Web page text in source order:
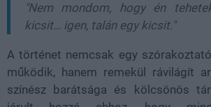
"Nem mondom, hogy én
kicsit… igen, talán egy kicsit."
A történet nemcsak egy
működik, hanem remekül rávilágít
színész barátsága és kölcsönös